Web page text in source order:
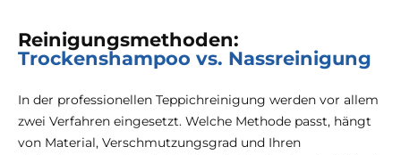
Reinigungsmethoden:
Trockenshampoo vs. Nassreinigung
In der professionellen Teppichreinigung werden vor allem
zwei Verfahren eingesetzt. Welche Methode passt, hängt
von Material, Verschmutzungsgrad und Ihren